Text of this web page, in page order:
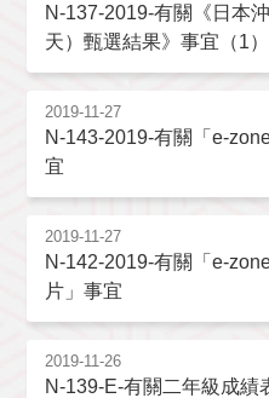
N-137-2019-有關《日本
天）甄選結果》事宜（1）
2019-11-27
N-143-2019-有關「e-
宜
2019-11-27
N-142-2019-有關「e-
片」事宜
2019-11-26
N-139-E-有關二年級成績